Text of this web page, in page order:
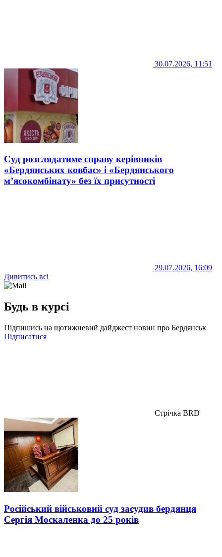
30.07.2026, 11:51
Суд розглядатиме справу керівників
«Бердянських ковбас» і «Бердянського
м’ясокомбінату» без їх присутності
29.07.2026, 16:09
Дивитись всі
Будь в курсі
Підпишись на щотижневий дайджест новин про Бердянськ
Підписатися
Стрічка BRD
Російський військовий суд засудив бердянця
Сергія Москаленка до 25 років